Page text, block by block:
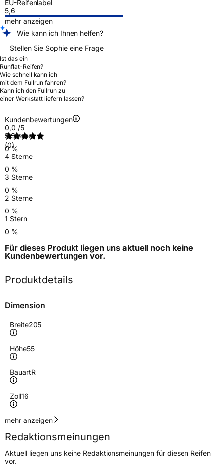
EU-Reifenlabel
5,6
mehr anzeigen
Wie kann ich Ihnen helfen?
Stellen Sie Sophie eine Frage
Ist das ein
Runflat-Reifen?
Wie schnell kann ich
mit dem Fullrun fahren?
Kann ich den Fullrun zu
einer Werkstatt liefern lassen?
Kundenbewertungen
0,0 /5
(0)
5 Sterne
0 %
4 Sterne
0 %
3 Sterne
0 %
2 Sterne
0 %
1 Stern
0 %
Für dieses Produkt liegen uns aktuell noch keine
Kundenbewertungen vor.
Produktdetails
Dimension
Breite205
Höhe55
BauartR
Zoll16
Geschwindigkeitsindex
Höchstgeschwindigkeit
240 km/h
Lastindex91
mehr anzeigen
Redaktionsmeinungen
Aktuell liegen uns keine Redaktionsmeinungen für diesen Reifen
vor.